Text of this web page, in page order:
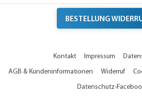
BESTELLUNG
Kontakt Impressum
AGB & Kundeninformationen
Widerruf
Datenschutz-